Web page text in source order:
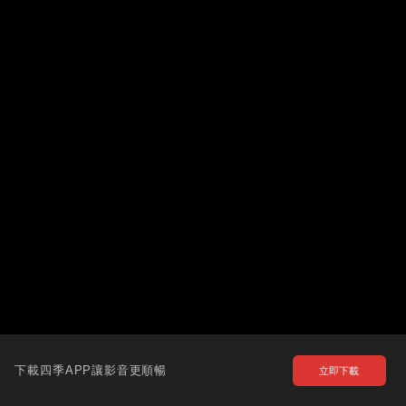
下載四季APP讓影音更順暢 立即下載